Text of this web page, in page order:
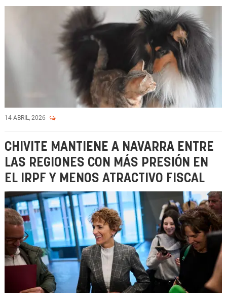
14 ABRIL, 2026
CHIVITE MANTIENE A NAVARRA ENTRE
LAS REGIONES CON MÁS PRESIÓN EN
EL IRPF Y MENOS ATRACTIVO FISCAL